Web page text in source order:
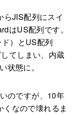
JIS配列にスイ
はUS配列です。
）とUS配列
てしまい、内蔵
状態に。
のですが、10年
なので壊れるま